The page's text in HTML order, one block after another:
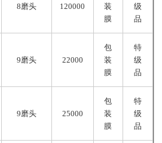
8磨头 120000
装
膜
级
品
9磨头 22000
包
装
膜
特
级
品
9磨头 25000
包
装
膜
特
级
品